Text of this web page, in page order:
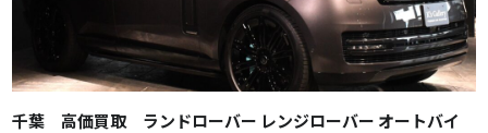
千葉 高価買取 ランドローバー レンジローバー オートバイ